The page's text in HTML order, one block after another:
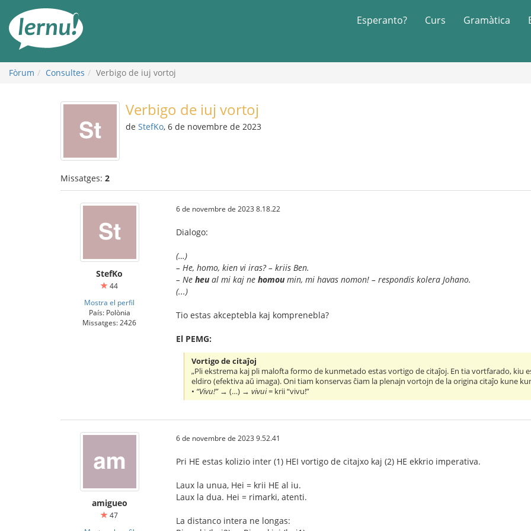
contingut
Esperanto? Curs Gramàtica
Fòrum Consultes Verbigo de iuj vortoj
Verbigo de iuj vortoj
de StefKo, 6 de novembre de 2023
Missatges: 2
StefKo
44
Mostra el perfil
País: Polònia
Missatges: 2426
6 de novembre de 2023 8.18.22
Dialogo:
(…)
– He, homo, kien vi iras? – kriis Ben.
– Ne heual mi kaj ne homoumin, mi havas nomon! – respondis kolera Johano.
(...)
Tio estas akceptebla kaj komprenebla?
El PEMG:
Vortigo de citaĵoj
„Pli ekstrema kaj pli malofta formo de kunmetado estas vortigo de citaĵoj. En tia vortfarado, kiu
eldiro (efektiva aŭ imaga). Oni tiam konservas ĉiam la plenajn vortojn de la origina citaĵo kune
• “Vivu!”→ (…) →vivui= krii “vivu!”
amigueo
47
6 de novembre de 2023 9.52.41
Pri HE estas kolizio inter (1) HEI vortigo de citajxo kaj (2) HE ekkrio imperativa.
Laux la unua, Hei = krii HE al iu.
Laux la dua. Hei = rimarki, atenti.
La distanco intera ne longas: